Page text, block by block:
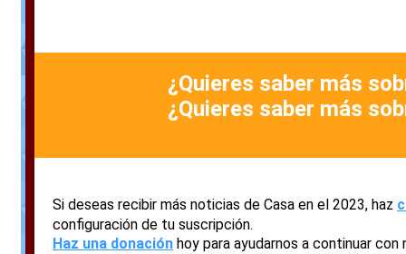
¿Quieres saber más
¿Quieres saber más
Si deseas recibir más noticias de Casa en el 2023, haz
configuración de tu suscripción.
Haz una donación hoy para ayudarnos a continuar